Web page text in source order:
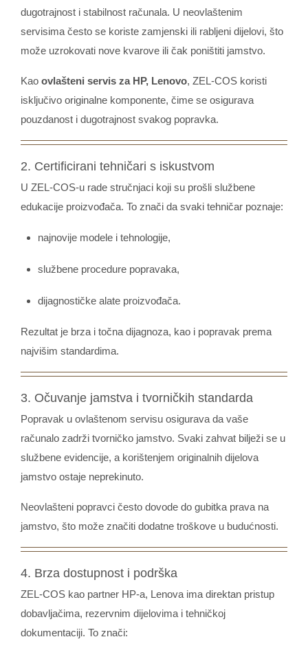
dugotrajnost i stabilnost računala. U neovlaštenim
servisima često se koriste zamjenski ili rabljeni dijelovi, što
može uzrokovati nove kvarove ili čak poništiti jamstvo.
Kao ovlašteni servis za HP, Lenovo, ZEL-COS koristi
isključivo originalne komponente, čime se osigurava
pouzdanost i dugotrajnost svakog popravka.
2. Certificirani tehničari s iskustvom
U ZEL-COS-u rade stručnjaci koji su prošli službene
edukacije proizvođača. To znači da svaki tehničar poznaje:
najnovije modele i tehnologije,
službene procedure popravaka,
dijagnostičke alate proizvođača.
Rezultat je brza i točna dijagnoza, kao i popravak prema
najvišim standardima.
3. Očuvanje jamstva i tvorničkih standarda
Popravak u ovlaštenom servisu osigurava da vaše
računalo zadrži tvorničko jamstvo. Svaki zahvat bilježi se u
službene evidencije, a korištenjem originalnih dijelova
jamstvo ostaje neprekinuto.
Neovlašteni popravci često dovode do gubitka prava na
jamstvo, što može značiti dodatne troškove u budućnosti.
4. Brza dostupnost i podrška
ZEL-COS kao partner HP-a, Lenova ima direktan pristup
dobavljačima, rezervnim dijelovima i tehničkoj
dokumentaciji. To znači: